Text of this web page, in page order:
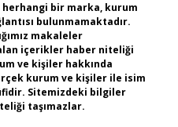
bir marka, kurum
bulunmamaktadır.
makaleler
içerikler haber niteliği
ve kişiler hakkında
kurum ve kişiler ile isim
Sitemizdeki bilgiler
taşımazlar.